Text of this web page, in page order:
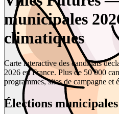
municipales
climatiques
Carte interactive des candidats
2026 en France. Plus de 50 000
programmes, sites de campagne et
Élections